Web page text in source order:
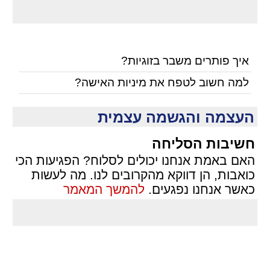
איך פותרים משבר בזוגיות?
למה חשוב לטפח את מיניות האישה?
העצמה והגשמה עצמית
חשיבות הסליחה
האם באמת אנחנו יכולים לסלוח? הפגיעות הכי
כואבות, הן דווקא מהקרובים לנו. מה לעשות
כאשר אנחנו נפגעים. להמשך המאמר